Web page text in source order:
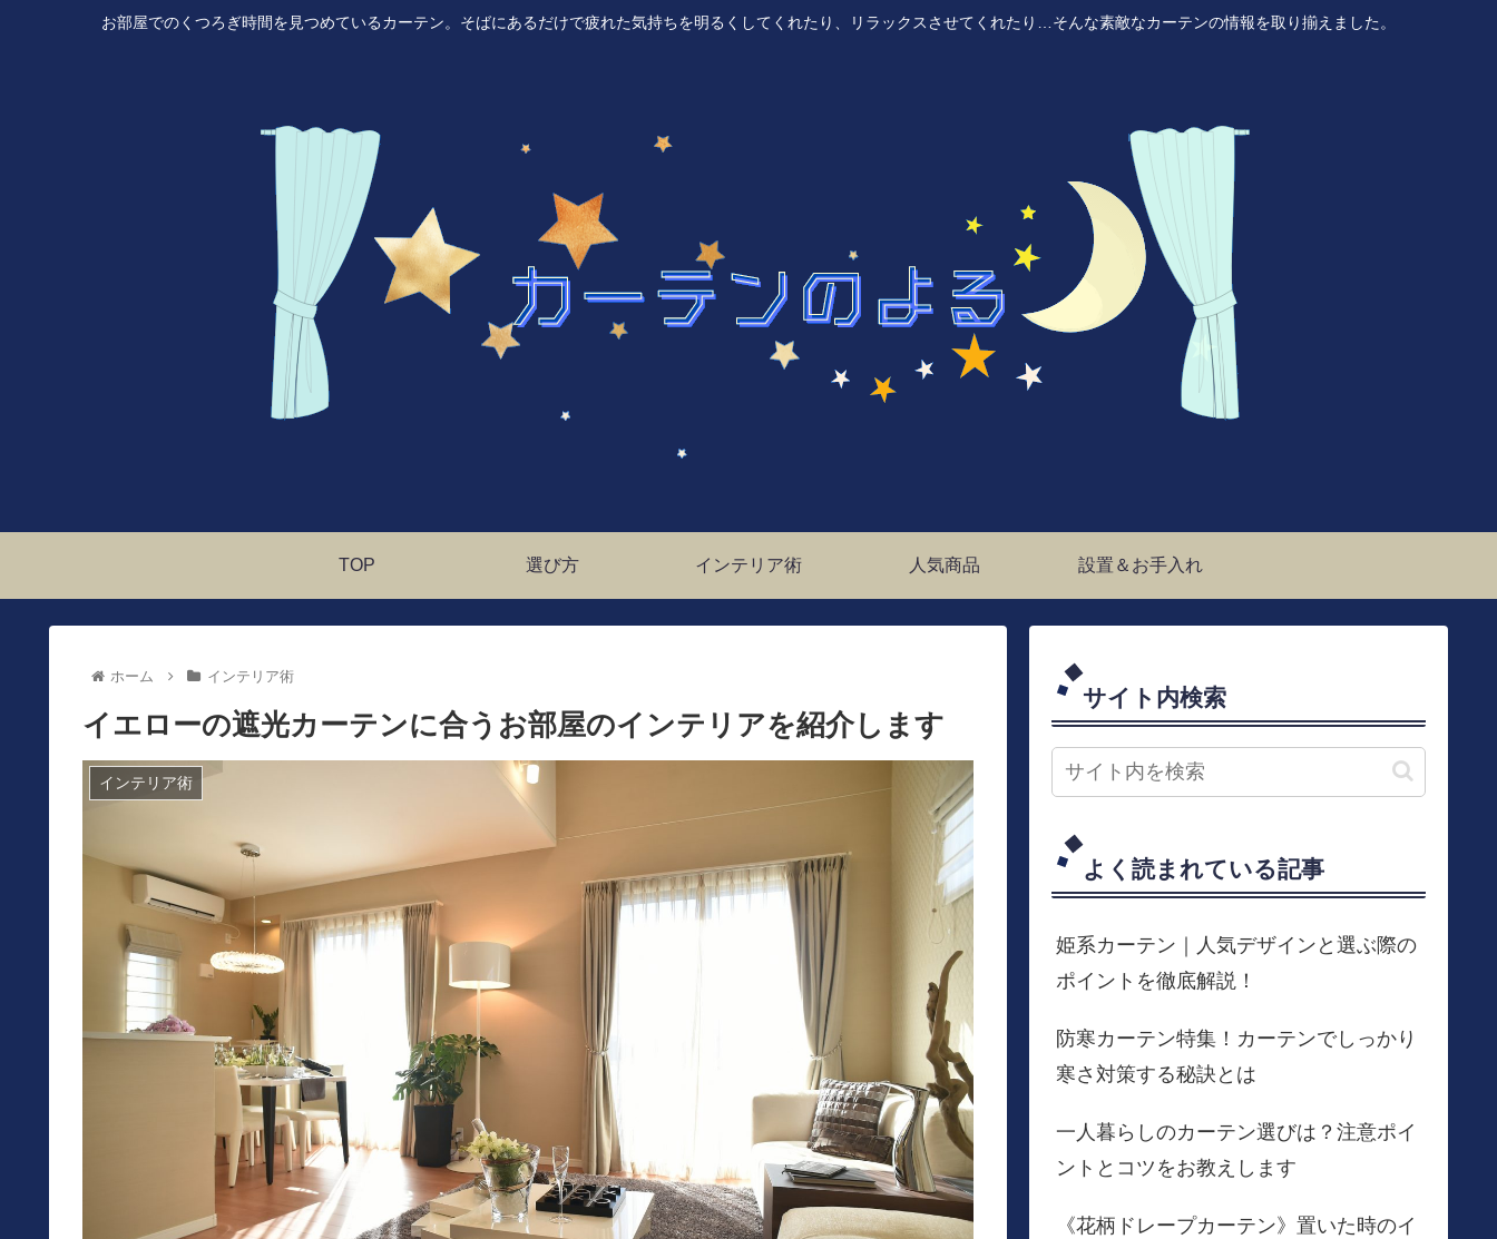
お部屋でのくつろぎ時間を見つめているカーテン。そばにあるだけで疲れた気持ちを明るくしてくれたり、リラックスさせてくれたり…そんな素敵なカーテンの情報を取り揃えました。
TOP 選び方 インテリア術 人気商品 設置＆お手入れ
ホーム インテリア術
イエローの遮光カーテンに合うお部屋のインテリアを紹介します
インテリア術
サイト内検索
よく読まれている記事
姫系カーテン｜人気デザインと選ぶ際の
ポイントを徹底解説！
防寒カーテン特集！カーテンでしっかり
寒さ対策する秘訣とは
一人暮らしのカーテン選びは？注意ポイ
ントとコツをお教えします
《花柄ドレープカーテン》置いた時のイ